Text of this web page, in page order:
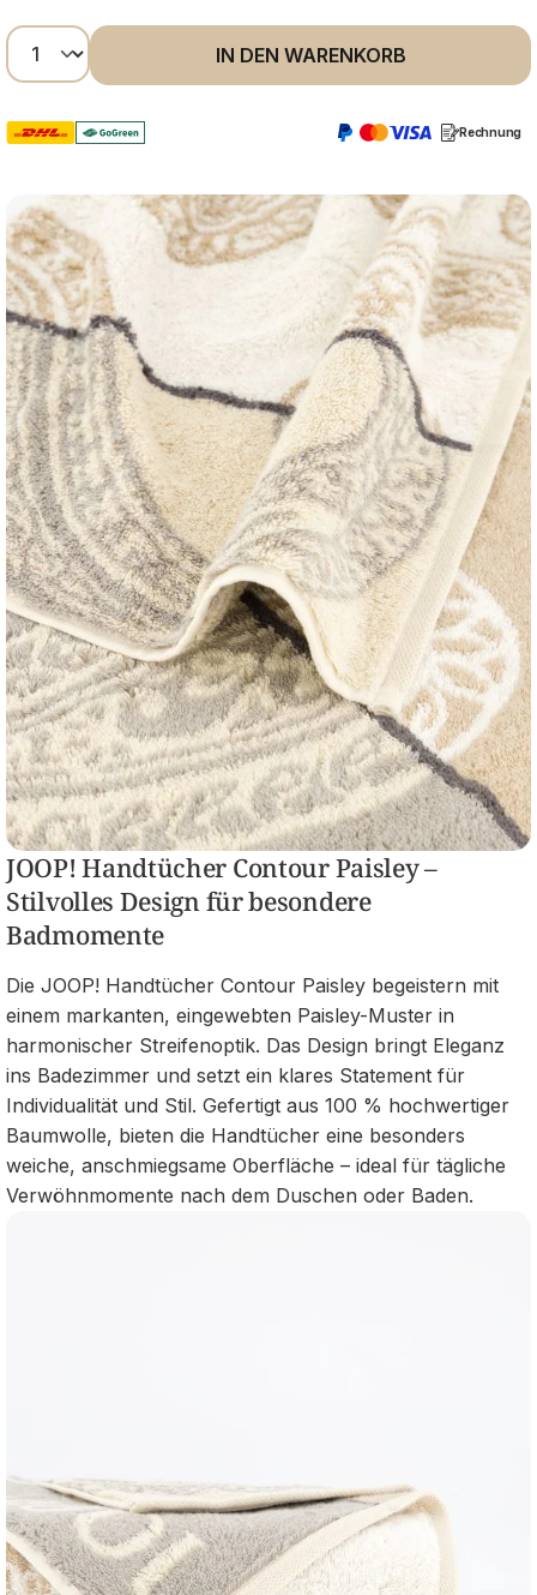
Produkt Anzahl: Gib den gewünschten
IN DEN WARENKORB
Rechnung
JOOP! Handtücher Contour Paisley –
Stilvolles Design für besondere
Badmomente
Die JOOP! Handtücher Contour Paisley begeistern mit
einem markanten, eingewebten Paisley-Muster in
harmonischer Streifenoptik. Das Design bringt Eleganz
ins Badezimmer und setzt ein klares Statement für
Individualität und Stil. Gefertigt aus 100 % hochwertiger
Baumwolle, bieten die Handtücher eine besonders
weiche, anschmiegsame Oberfläche – ideal für tägliche
Verwöhnmomente nach dem Duschen oder Baden.